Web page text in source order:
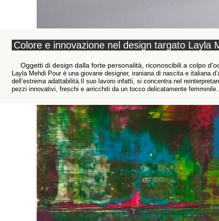
Colore e innovazione nel design targato Layla
Oggetti di design dalla forte personalità, riconoscibili a colpo
Layla Mehdi Pour è una giovane designer, iraniana di nascita e italiana
dell’estrema adattabilità.Il suo lavoro infatti, si concentra nel
pezzi innovativi, freschi e arricchiti da un tocco delicatamente